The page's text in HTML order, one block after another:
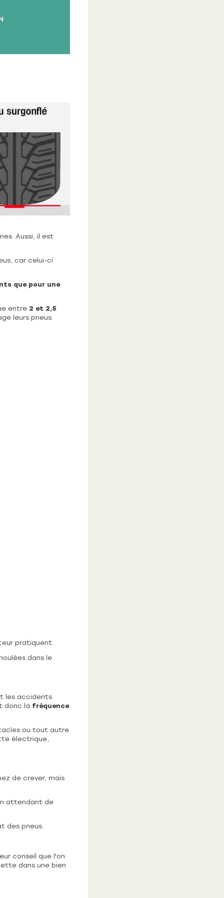
Aussi, il est
car celui-ci
que pour une
entre 2 et 2,5
leurs pneus.
pratiquent.
dans le
les accidents
donc la fréquence
ou tout autre
électrique,
de crever, mais
attendant de
des pneus.
conseil que l'on
dans une bien